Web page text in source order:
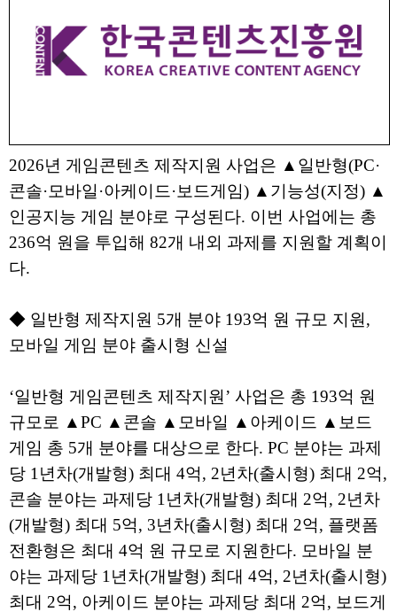
2026년 게임콘텐츠 제작지원 사업은 ▲일반형(PC·
콘솔·모바일·아케이드·보드게임) ▲기능성(지정) ▲
인공지능 게임 분야로 구성된다. 이번 사업에는 총
236억 원을 투입해 82개 내외 과제를 지원할 계획이
다.
◆ 일반형 제작지원 5개 분야 193억 원 규모 지원,
모바일 게임 분야 출시형 신설
‘일반형 게임콘텐츠 제작지원’ 사업은 총 193억 원
규모로 ▲PC ▲콘솔 ▲모바일 ▲아케이드 ▲보드
게임 총 5개 분야를 대상으로 한다. PC 분야는 과제
당 1년차(개발형) 최대 4억, 2년차(출시형) 최대 2억,
콘솔 분야는 과제당 1년차(개발형) 최대 2억, 2년차
(개발형) 최대 5억, 3년차(출시형) 최대 2억, 플랫폼
전환형은 최대 4억 원 규모로 지원한다. 모바일 분
야는 과제당 1년차(개발형) 최대 4억, 2년차(출시형)
최대 2억, 아케이드 분야는 과제당 최대 2억, 보드게